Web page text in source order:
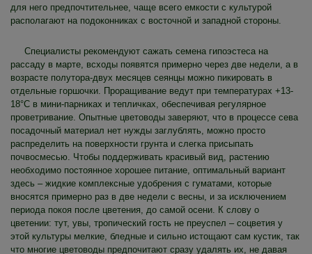
для него предпочтительнее, чаще всего емкости с культурой
располагают на подоконниках с восточной и западной стороны.
Специалисты рекомендуют сажать семена гипоэстеса на
рассаду в марте, всходы появятся примерно через две недели, а в
возрасте полутора-двух месяцев сеянцы можно пикировать в
отдельные горшочки. Проращивание ведут при температурах +13-
18°C в мини-парниках и тепличках, обеспечивая регулярное
проветривание. Опытные цветоводы заверяют, что в процессе сева
посадочный материал нет нужды заглублять, можно просто
распределить на поверхности грунта и слегка присыпать
почвосмесью. Чтобы поддерживать красивый вид, растению
необходимо постоянное хорошее питание, оптимальный вариант
здесь – жидкие комплексные удобрения с гуматами, которые
вносятся примерно раз в две недели с весны, и за исключением
периода покоя после цветения, до самой осени. К слову о
цветении: тут, увы, тропический гость не преуспел – соцветия у
этой культуры мелкие, бледные и сильно истощают сам кустик, так
что многие цветоводы предпочитают сразу удалять их, не давая